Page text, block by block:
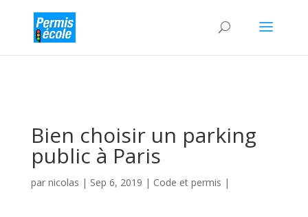
Bien choisir un parking
public à Paris
par nicolas | Sep 6, 2019 | Code et permis |